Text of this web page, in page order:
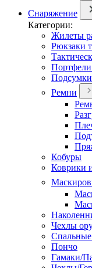
Снаряжение
Категории:
Жилеты
Рюкзаки
Портфели
Подсумки
Ремни
Кобуры
Коврики
Чехлы
Пончо
Гамаки/